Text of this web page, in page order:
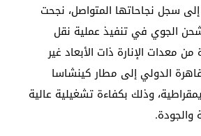
سجل نجاحاتها المتواصل، نجحت
الجوي في تنفيذ عملية نقل
معدات الإنارة ذات الأبعاد غير
الدولي إلى مطار كينشاسا
وذلك بكفاءة تشغيلية عالية
والجودة.